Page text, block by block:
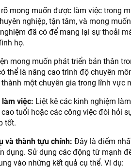
rõ mong muốn được làm việc trong
nghiệp, tận tâm, và mong
đã có để mang lại sự thoải
họ.
mong muốn phát triển bản thân
thể là nâng cao trình độ chuyên
một chuyên gia trong lĩnh vực
việc: Liệt kê các kinh nghiệm
tuổi hoặc các công việc đòi hỏi
tốt.
và thành tựu chính: Đây là điểm
dụng. Sử dụng các động từ mạnh
vào những kết quả cụ thể. Ví dụ: